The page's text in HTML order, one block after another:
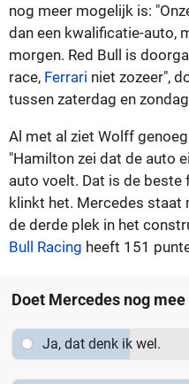
nog meer mogelijk is:
dan een kwalificatie-auto,
morgen. Red Bull is
race, Ferrari niet zozeer",
tussen zaterdag en
Al met al ziet Wolff
"Hamilton zei dat de auto
auto voelt. Dat is de beste
klinkt het. Mercedes staat
de derde plek in het
Bull Racing heeft 151
Doet Mercedes nog
Ja, dat denk ik wel.